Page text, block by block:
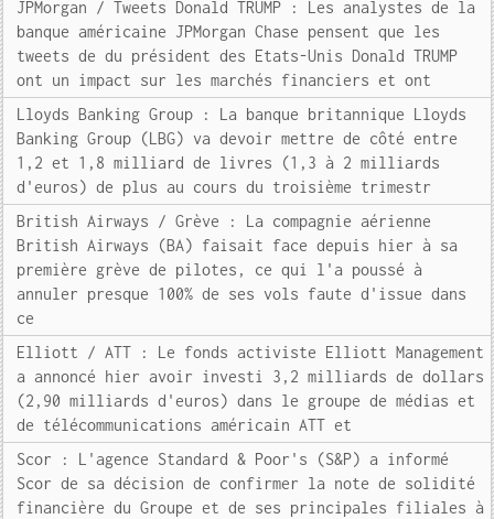
JPMorgan / Tweets Donald TRUMP : Les analystes de la
banque américaine JPMorgan Chase pensent que les
tweets de du président des Etats-Unis Donald TRUMP
ont un impact sur les marchés financiers et ont
Lloyds Banking Group : La banque britannique Lloyds
Banking Group (LBG) va devoir mettre de côté entre
1,2 et 1,8 milliard de livres (1,3 à 2 milliards
d'euros) de plus au cours du troisième trimestr
British Airways / Grève : La compagnie aérienne
British Airways (BA) faisait face depuis hier à sa
première grève de pilotes, ce qui l'a poussé à
annuler presque 100% de ses vols faute d'issue dans
ce
Elliott / ATT : Le fonds activiste Elliott Management
a annoncé hier avoir investi 3,2 milliards de dollars
(2,90 milliards d'euros) dans le groupe de médias et
de télécommunications américain ATT et
Scor : L'agence Standard & Poor's (S&P) a informé
Scor de sa décision de confirmer la note de solidité
financière du Groupe et de ses principales filiales à